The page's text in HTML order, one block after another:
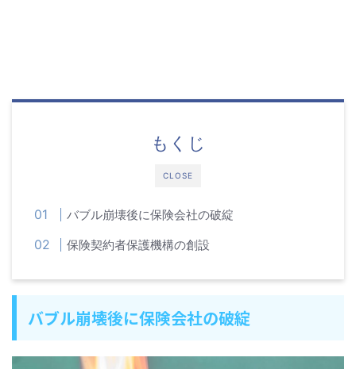
CLOSE
もくじ
バブル崩壊後に保険会社の破綻
保険契約者保護機構の創設
バブル崩壊後に保険会社の破綻